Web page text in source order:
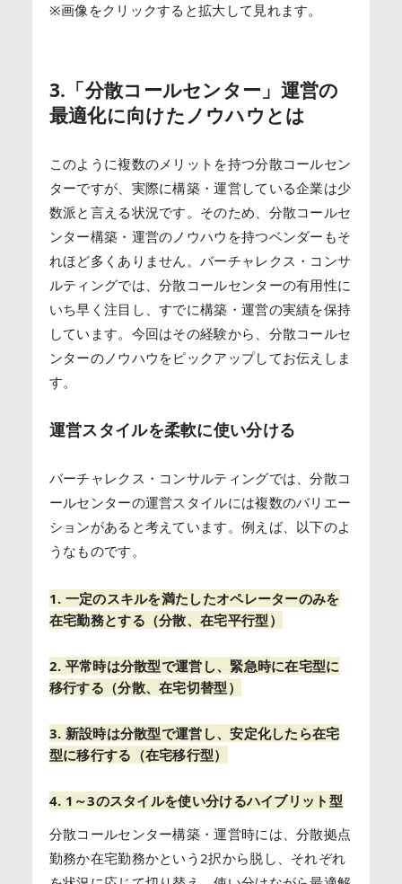
※画像をクリックすると拡大して見れます。
3.「分散コールセンター」運営の
最適化に向けたノウハウとは
このように複数のメリットを持つ分散コールセン
ターですが、実際に構築・運営している企業は少
数派と言える状況です。そのため、分散コールセ
ンター構築・運営のノウハウを持つベンダーもそ
れほど多くありません。バーチャレクス・コンサ
ルティングでは、分散コールセンターの有用性に
いち早く注目し、すでに構築・運営の実績を保持
しています。今回はその経験から、分散コールセ
ンターのノウハウをピックアップしてお伝えしま
す。
運営スタイルを柔軟に使い分ける
バーチャレクス・コンサルティングでは、分散コ
ールセンターの運営スタイルには複数のバリエー
ションがあると考えています。例えば、以下のよ
うなものです。
1. 一定のスキルを満たしたオペレーターのみを
在宅勤務とする（分散、在宅平行型）
2. 平常時は分散型で運営し、緊急時に在宅型に
移行する（分散、在宅切替型）
3. 新設時は分散型で運営し、安定化したら在宅
型に移行する（在宅移行型）
4. 1～3のスタイルを使い分けるハイブリット型
分散コールセンター構築・運営時には、分散拠点
勤務か在宅勤務かという2択から脱し、それぞれ